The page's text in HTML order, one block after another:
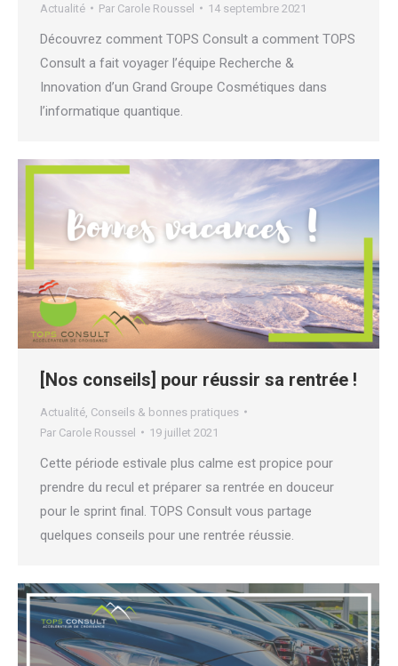
Actualité Par Carole Roussel 14 septembre 2021
Découvrez comment TOPS Consult a comment TOPS
Consult a fait voyager l’équipe Recherche &
Innovation d’un Grand Groupe Cosmétiques dans
l’informatique quantique.
[Nos conseils] pour réussir sa rentrée !
Actualité Conseils & bonnes pratiques
Par Carole Roussel 19 juillet 2021
Cette période estivale plus calme est propice pour
prendre du recul et préparer sa rentrée en douceur
pour le sprint final. TOPS Consult vous partage
quelques conseils pour une rentrée réussie.